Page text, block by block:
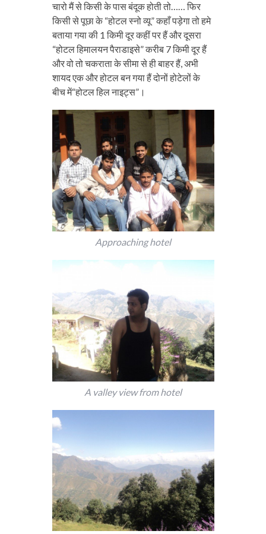
चारो मैं से किसी के पास बंदूक होती तो…… फिर
किसी से पूछा के “होटल स्नो व्यू” कहाँ पड़ेगा तो हमे
बताया गया की 1 किमी दूर कहीं पर हैं और दूसरा
“होटल हिमालयन पैराडाइसे” करीब 7 किमी दूर हैं
और वो तो चकराता के सीमा से ही बाहर हैं, अभी
शायद एक और होटल बन गया हैं दोनों होटेलों के
बीच में“होटल हिल नाइट्स”।
Approaching hotel
A valley view from hotel